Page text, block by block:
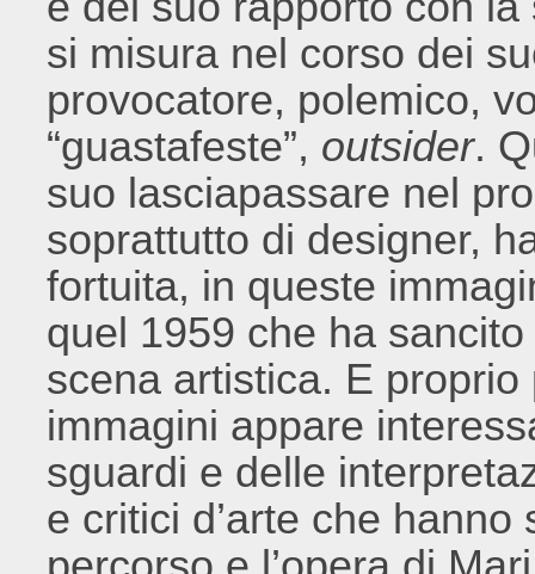
si misura nel corso dei
provocatore, polemico,
“guastafeste”, outsider.
suo lasciapassare nel
soprattutto di designer,
fortuita, in queste
quel 1959 che ha
scena artistica. E
immagini appare
sguardi e delle
e critici d’arte che